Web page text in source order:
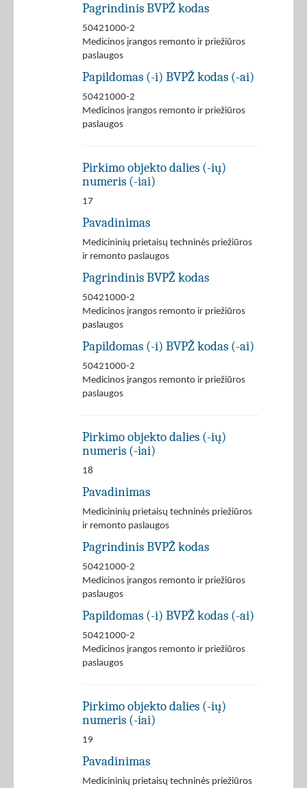
Pagrindinis BVPŽ kodas
50421000-2
Medicinos įrangos remonto ir priežiūros
paslaugos
Papildomas (-i) BVPŽ kodas (-ai)
50421000-2
Medicinos įrangos remonto ir priežiūros
paslaugos
Pirkimo objekto dalies (-ių)
numeris (-iai)
17
Pavadinimas
Medicininių prietaisų techninės priežiūros
ir remonto paslaugos
Pagrindinis BVPŽ kodas
50421000-2
Medicinos įrangos remonto ir priežiūros
paslaugos
Papildomas (-i) BVPŽ kodas (-ai)
50421000-2
Medicinos įrangos remonto ir priežiūros
paslaugos
Pirkimo objekto dalies (-ių)
numeris (-iai)
18
Pavadinimas
Medicininių prietaisų techninės priežiūros
ir remonto paslaugos
Pagrindinis BVPŽ kodas
50421000-2
Medicinos įrangos remonto ir priežiūros
paslaugos
Papildomas (-i) BVPŽ kodas (-ai)
50421000-2
Medicinos įrangos remonto ir priežiūros
paslaugos
Pirkimo objekto dalies (-ių)
numeris (-iai)
19
Pavadinimas
Medicininių prietaisų techninės priežiūros